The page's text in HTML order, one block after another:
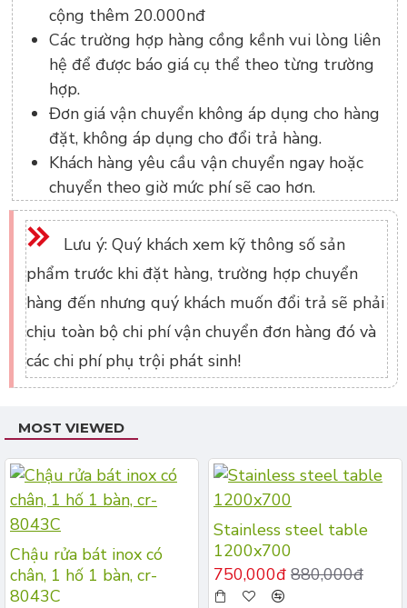
cộng thêm 20.000nđ
Các trường hợp hàng cồng kềnh vui lòng liên
hệ để được báo giá cụ thể theo từng trường
hợp.
Đơn giá vận chuyển không áp dụng cho hàng
đặt, không áp dụng cho đổi trả hàng.
Khách hàng yêu cầu vận chuyển ngay hoặc
chuyển theo giờ mức phí sẽ cao hơn.
Lưu ý: Quý khách xem kỹ thông số sản
phẩm trước khi đặt hàng, trường hợp chuyển
hàng đến nhưng quý khách muốn đổi trả sẽ phải
chịu toàn bộ chi phí vận chuyển đơn hàng đó và
các chi phí phụ trội phát sinh!
MOST VIEWED
Chậu rửa bát inox có
chân, 1 hố 1 bàn, cr-
8043C
Stainless steel table
1200x700
750,000đ 880,000đ